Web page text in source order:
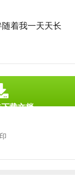
着我一天天长
载文档